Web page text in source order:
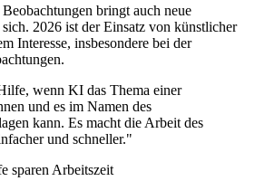
bringt auch neue
2026 ist der Einsatz von künstlicher
Interesse, insbesondere bei der
wenn KI das Thema einer
und es im Namen des
kann. Es macht die Arbeit des
und schneller."
sparen Arbeitszeit